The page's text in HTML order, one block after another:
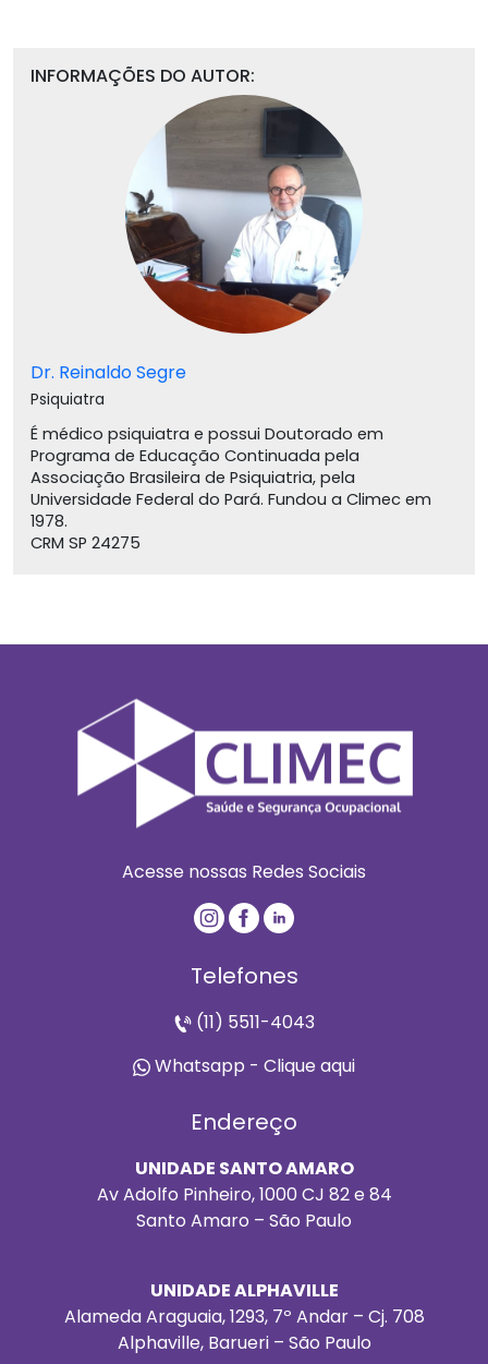
INFORMAÇÕES DO AUTOR:
Dr. Reinaldo Segre
Psiquiatra
É médico psiquiatra e possui Doutorado em
Programa de Educação Continuada pela
Associação Brasileira de Psiquiatria, pela
Universidade Federal do Pará. Fundou a Climec em
1978.
CRM SP 24275
Acesse nossas Redes Sociais
Telefones
(11) 5511-4043
Whatsapp - Clique aqui
Endereço
UNIDADE SANTO AMARO
Av Adolfo Pinheiro, 1000 CJ 82 e 84
Santo Amaro – São Paulo
UNIDADE ALPHAVILLE
Alameda Araguaia, 1293, 7º Andar – Cj. 708
Alphaville, Barueri – São Paulo